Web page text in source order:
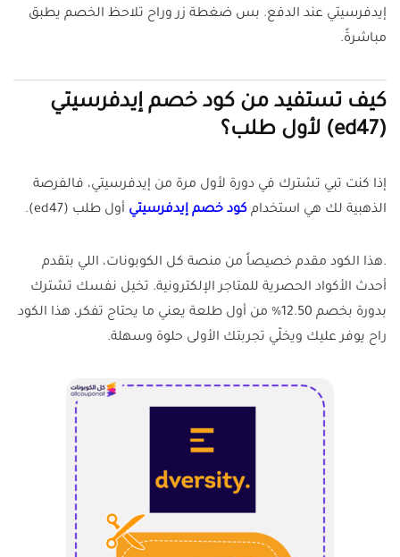
إيدفرسيتي عند الدفع. بس ضغطة زر وراح تلاحظ الخصم يطبق
مباشرةً.
كيف تستفيد من كود خصم إيدفرسيتي
(ed47) لأول طلب؟
إذا كنت تبي تشترك في دورة لأول مرة من إيدفرسيتي، فالفرصة
الذهبية لك هي استخدام كود خصم إيدفرسيتي أول طلب (ed47).
.هذا الكود مقدم خصيصاً من منصة كل الكوبونات، اللي بتقدم
أحدث الأكواد الحصرية للمتاجر الإلكترونية. تخيل نفسك تشترك
بدورة بخصم 12.50% من أول طلعة يعني ما يحتاج تفكر، هذا الكود
راح يوفر عليك ويخلّي تجربتك الأولى حلوة وسهلة.